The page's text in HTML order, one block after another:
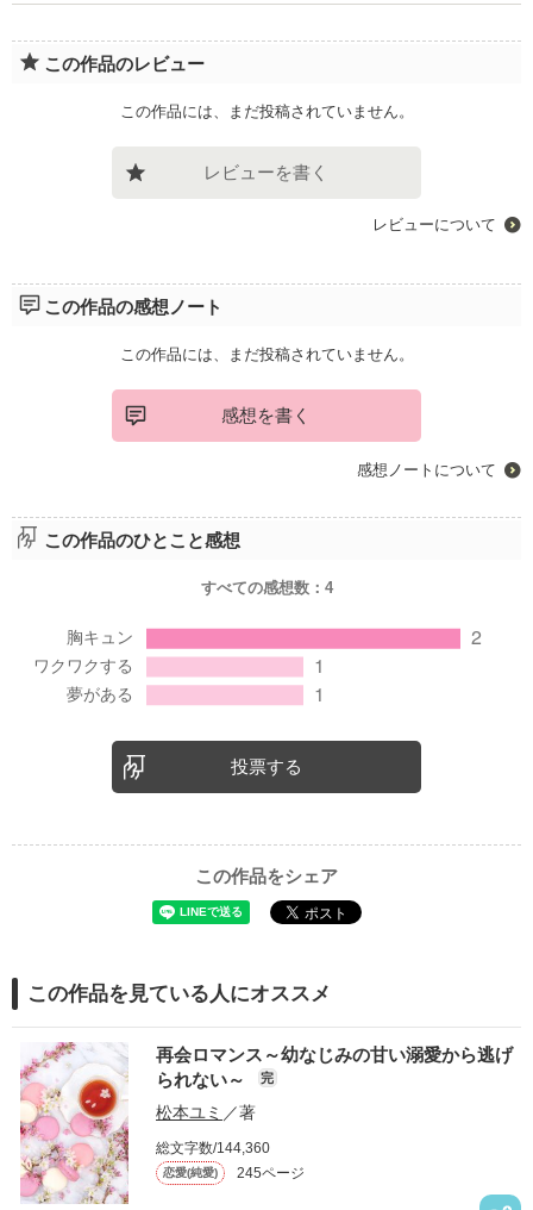
この作品のレビュー
この作品には、まだ投稿されていません。
レビューを書く
レビューについて
この作品の感想ノート
この作品には、まだ投稿されていません。
感想を書く
感想ノートについて
この作品のひとこと感想
すべての感想数： 4
投票する
この作品をシェア
この作品を見ている人にオススメ
再会ロマンス～幼なじみの甘い溺愛から逃げ
られない～
完
松本ユミ ／著
総文字数/144,360
恋愛(純愛) 245ページ